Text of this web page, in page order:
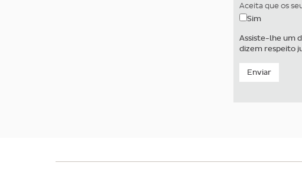
Aceita que os
Sim
Assiste-lhe um
dizem respeito
Enviar